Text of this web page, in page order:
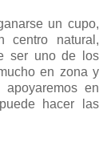
un cupo,
centro natural,
ser uno de los
en zona y
en
hacer las